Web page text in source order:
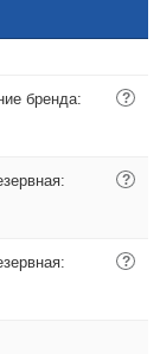
бренда: ?
?
?